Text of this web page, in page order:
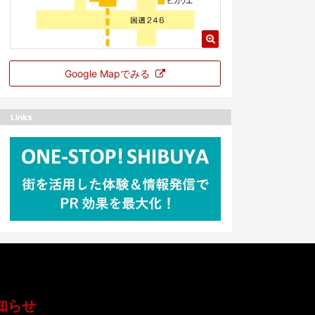
Google Mapでみる
Links
らせ